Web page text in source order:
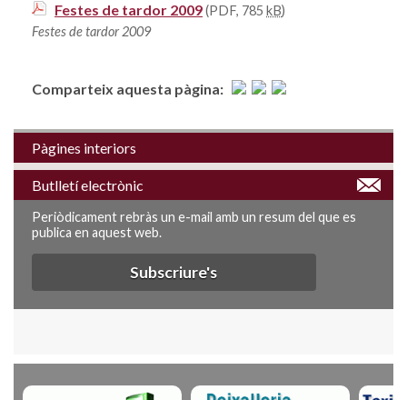
Festes de tardor 2009(PDF, 785 kB)
Festes de tardor 2009
Comparteix aquesta pàgina:
Pàgines interiors
Butlletí electrònic
Periòdicament rebràs un e-mail amb un resum del que es
publica en aquest web.
Subscriure's